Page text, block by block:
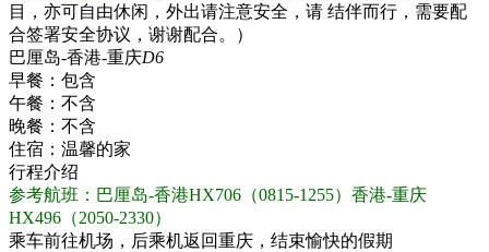
目，亦可自由休闲，外出请注意安全，请 结伴而行，需要配
合签署安全协议，谢谢配合。）
巴厘岛-香港-重庆D6
早餐： 包含
午餐： 不含
晚餐： 不含
住宿： 温馨的家
行程介绍
参考航班：巴厘岛-香港HX706（0815-1255）香港-重庆
HX496（2050-2330）
乘车前往机场，后乘机返回重庆，结束愉快的假期